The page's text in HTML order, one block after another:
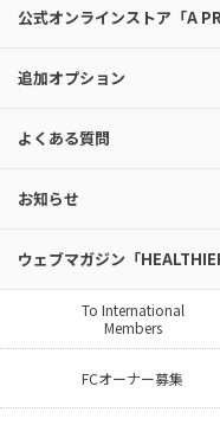
公式オンラインストア「A
追加オプション
よくある質問
お知らせ
ウェブマガジン「
To International
Members
FCオーナー募集